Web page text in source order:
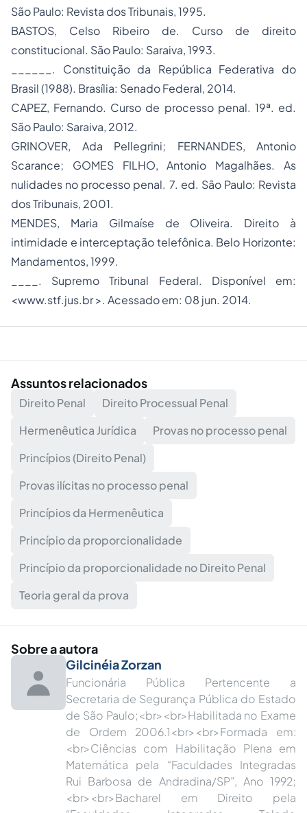
São Paulo: Revista dos Tribunais, 1995.
BASTOS, Celso Ribeiro de. Curso de direito
constitucional. São Paulo: Saraiva, 1993.
______. Constituição da República Federativa do
Brasil (1988). Brasília: Senado Federal, 2014.
CAPEZ, Fernando. Curso de processo penal. 19ª. ed.
São Paulo: Saraiva, 2012.
GRINOVER, Ada Pellegrini; FERNANDES, Antonio
Scarance; GOMES FILHO, Antonio Magalhães. As
nulidades no processo penal. 7. ed. São Paulo: Revista
dos Tribunais, 2001.
MENDES, Maria Gilmaíse de Oliveira. Direito à
intimidade e interceptação telefônica. Belo Horizonte:
Mandamentos, 1999.
____. Supremo Tribunal Federal. Disponível em:
<www.stf.jus.br >. Acessado em: 08 jun. 2014.
Assuntos relacionados
Direito Penal
Direito Processual Penal
Hermenêutica Jurídica
Provas no processo penal
Princípios (Direito Penal)
Provas ilícitas no processo penal
Princípios da Hermenêutica
Princípio da proporcionalidade
Princípio da proporcionalidade no Direito Penal
Teoria geral da prova
Sobre a autora
Gilcinéia Zorzan
Funcionária Pública Pertencente a
Secretaria de Segurança Pública do Estado
de São Paulo;<br><br>Habilitada no Exame
de Ordem 2006.1<br><br>Formada em:
<br>Ciências com Habilitação Plena em
Matemática pela “Faculdades Integradas
Rui Barbosa de Andradina/SP”, Ano 1992;
<br><br>Bacharel em Direito pela